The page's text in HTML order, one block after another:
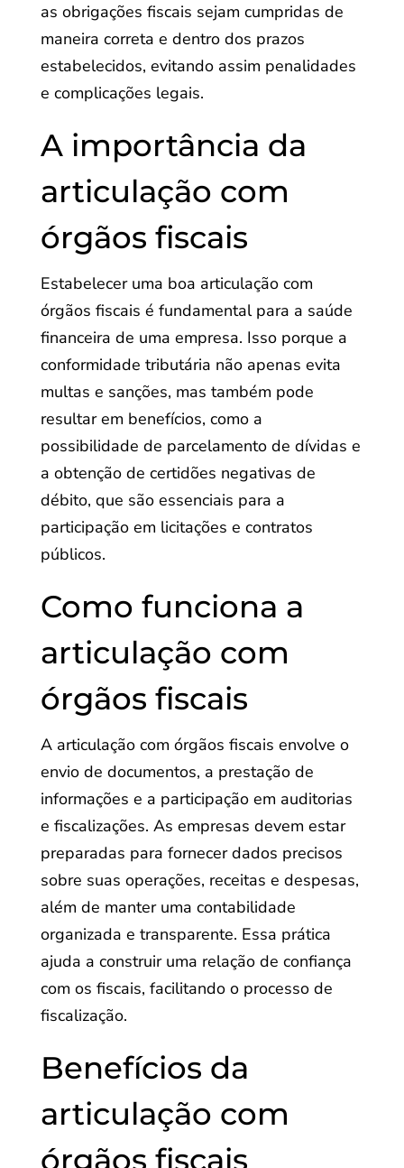
as obrigações fiscais sejam cumpridas de
maneira correta e dentro dos prazos
estabelecidos, evitando assim penalidades
e complicações legais.
A importância da
articulação com
órgãos fiscais
Estabelecer uma boa articulação com
órgãos fiscais é fundamental para a saúde
financeira de uma empresa. Isso porque a
conformidade tributária não apenas evita
multas e sanções, mas também pode
resultar em benefícios, como a
possibilidade de parcelamento de dívidas e
a obtenção de certidões negativas de
débito, que são essenciais para a
participação em licitações e contratos
públicos.
Como funciona a
articulação com
órgãos fiscais
A articulação com órgãos fiscais envolve o
envio de documentos, a prestação de
informações e a participação em auditorias
e fiscalizações. As empresas devem estar
preparadas para fornecer dados precisos
sobre suas operações, receitas e despesas,
além de manter uma contabilidade
organizada e transparente. Essa prática
ajuda a construir uma relação de confiança
com os fiscais, facilitando o processo de
fiscalização.
Benefícios da
articulação com
órgãos fiscais